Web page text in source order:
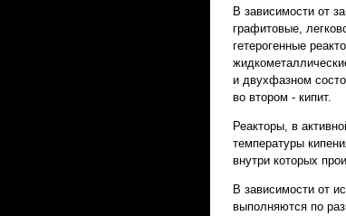
В зависимости от
графитовые,
гетерогенные
и двухфазном
во втором - кипит.
Реакторы, в
температуры
внутри которых
В зависимости от
выполняются по